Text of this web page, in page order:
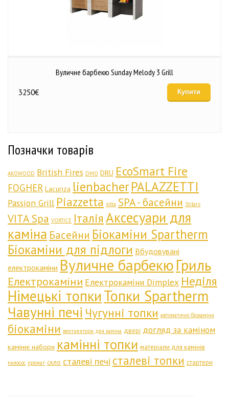
Вуличне барбекю Sunday Melody 3 Grill
3250€ Купити
Позначки товарів
AKOWOOD British Fires DMO DRU EcoSmart Fire
FOGHER Lacunza lienbacherPALAZZETTI
Passion Grill Piazzetta silta SPA - басейни Stilars
VITA Spa VORTICE Італія Аксесуари для
каміна Басейни Біокаміни Spartherm
Біокаміни для підлоги Вбудовувані
електрокаміни Вуличне барбекюГриль
Електрокаміни Електрокаміни Dimplex Неділя
Німецькі топкиТопки Spartherm
Чавунні печі Чугунні топки автоматичні біокаміни
біокаміни вентилятори для каміна двері догляд за каміном
камінні набори камінні топки матеріали для камінів
пилосос промат скло сталеві печі сталеві топки стартери